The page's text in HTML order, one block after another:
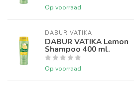
Op voorraad
DABUR VATIKA
DABUR VATIKA Lemon
Shampoo 400 ml.
Op voorraad